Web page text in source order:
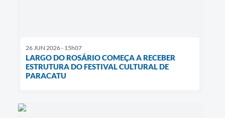
26 JUN 2026 - 15h07
LARGO DO ROSÁRIO COMEÇA A RECEBER
ESTRUTURA DO FESTIVAL CULTURAL DE
PARACATU